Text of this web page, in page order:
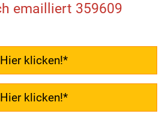
emailliert 359609
Hier klicken!*
Hier klicken!*